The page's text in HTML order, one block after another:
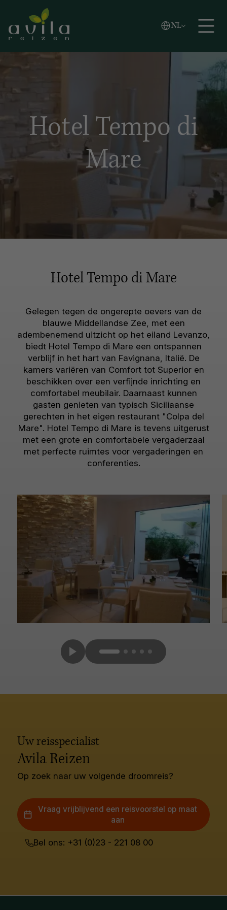
Zoeken
NL
Vlaams
English
Hotel Tempo di
Mare
Hotel Tempo di Mare
Gelegen tegen de ongerepte oevers van de
blauwe Middellandse Zee, met een
adembenemend uitzicht op het eiland Levanzo,
biedt Hotel Tempo di Mare een ontspannen
verblijf in het hart van Favignana, Italië. De
kamers variëren van Comfort tot Superior en
beschikken over een verfijnde inrichting en
comfortabel meubilair. Daarnaast kunnen
gasten genieten van typisch Siciliaanse
gerechten in het eigen restaurant "Colpa del
Mare". Hotel Tempo di Mare is tevens uitgerust
met een grote en comfortabele vergaderzaal
met perfecte ruimtes voor vergaderingen en
conferenties.
Uw reisspecialist
Avila Reizen
Op zoek naar uw volgende droomreis?
Vraag vrijblijvend een reisvoorstel op maat
aan
Bel ons: +31 (0)23 - 221 08 00